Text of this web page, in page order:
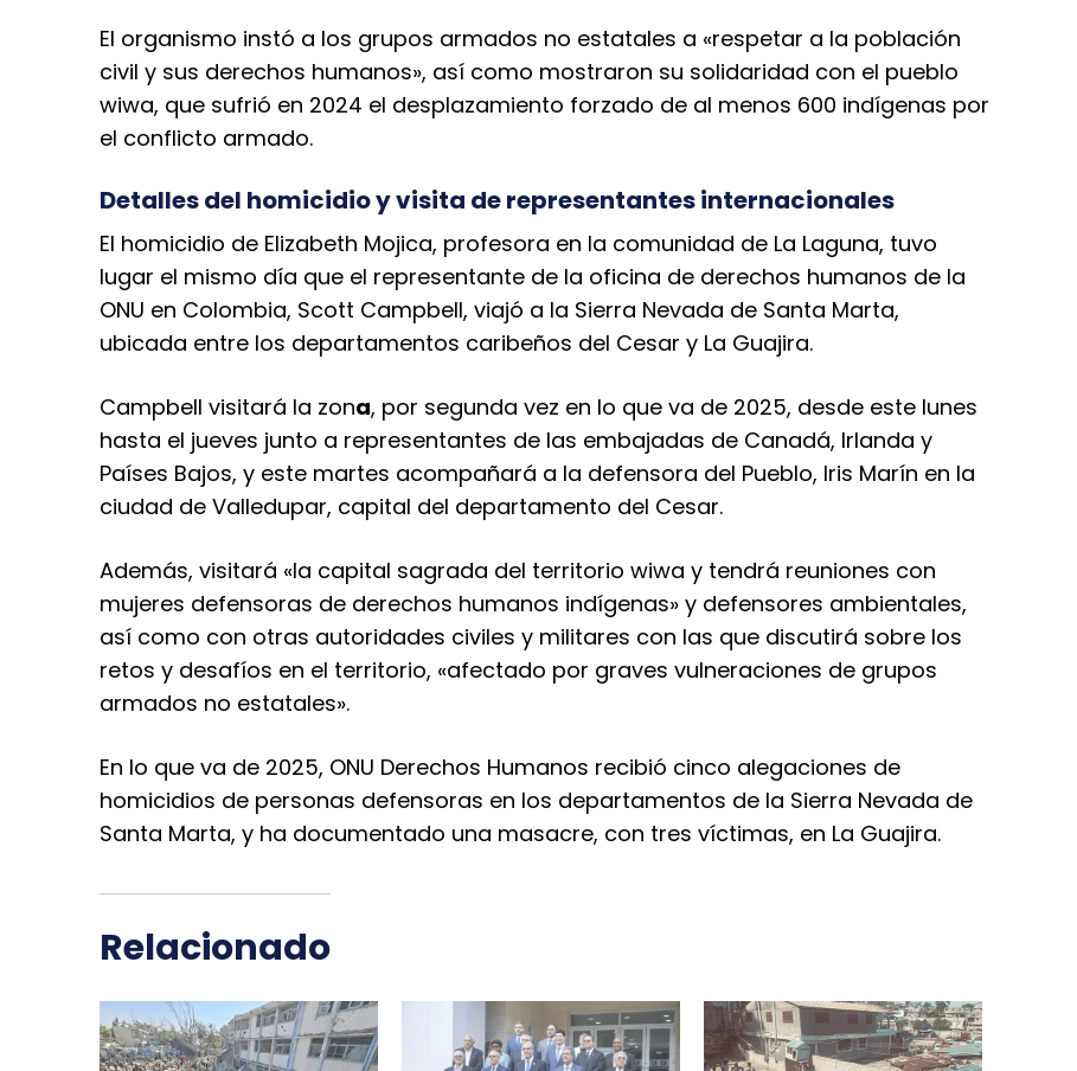
El organismo instó a los grupos armados no estatales a «respetar a la población
civil y sus derechos humanos», así como mostraron su solidaridad con el pueblo
wiwa, que sufrió en 2024 el desplazamiento forzado de al menos 600 indígenas por
el conflicto armado.
Detalles del homicidio y visita de representantes internacionales
El homicidio de Elizabeth Mojica, profesora en la comunidad de La Laguna, tuvo
lugar el mismo día que el representante de la oficina de derechos humanos de la
ONU en Colombia, Scott Campbell, viajó a la Sierra Nevada de Santa Marta,
ubicada entre los departamentos caribeños del Cesar y La Guajira.
Campbell visitará la zona, por segunda vez en lo que va de 2025, desde este lunes
hasta el jueves junto a representantes de las embajadas de Canadá, Irlanda y
Países Bajos, y este martes acompañará a la defensora del Pueblo, Iris Marín en la
ciudad de Valledupar, capital del departamento del Cesar.
Además, visitará «la capital sagrada del territorio wiwa y tendrá reuniones con
mujeres defensoras de derechos humanos indígenas» y defensores ambientales,
así como con otras autoridades civiles y militares con las que discutirá sobre los
retos y desafíos en el territorio, «afectado por graves vulneraciones de grupos
armados no estatales».
En lo que va de 2025, ONU Derechos Humanos recibió cinco alegaciones de
homicidios de personas defensoras en los departamentos de la Sierra Nevada de
Santa Marta, y ha documentado una masacre, con tres víctimas, en La Guajira.
Relacionado